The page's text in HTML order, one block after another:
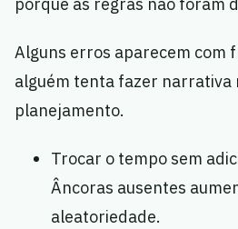
porque as regras não foram
Alguns erros aparecem com
alguém tenta fazer narrativa
planejamento.
Trocar o tempo sem
Âncoras ausentes
aleatoriedade.